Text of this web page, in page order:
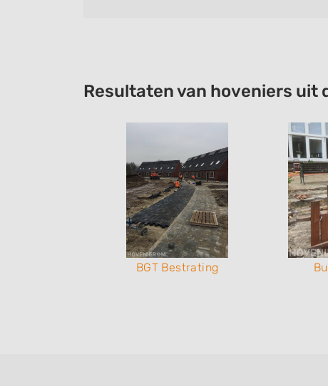
Resultaten van hoveniers uit
BGT Bestrating